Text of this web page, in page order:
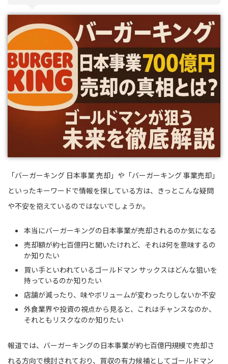
「バーガーキング 日本事業 売却」や「バーガーキング 事業売却」
といったキーワードで情報を探している方は、きっとこんな疑問
や不安を抱えているのではないでしょうか。
本当にバーガーキングの日本事業が売却されるのか気になる
売却額が約七百億円と聞いたけれど、それは何を意味するの
か知りたい
買い手といわれているゴールドマン サックスはどんな狙いを
持っているのか知りたい
店舗が減ったり、味やボリュームが変わったりしないか不安
外食業界や投資の視点から見ると、これはチャンスなのか、
それともリスクなのか知りたい
報道では、バーガーキングの日本事業が約七百億円規模で売却さ
れる方向で検討されており、買収の有力候補としてゴールドマン